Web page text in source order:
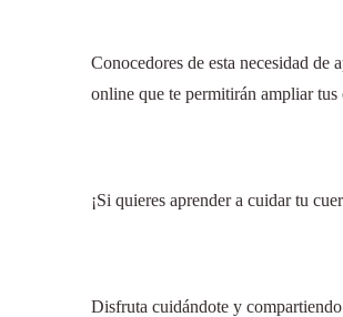
Conocedores de esta necesidad
online que te permitirán ampliar
¡Si quieres aprender a cuidar tu
Disfruta cuidándote y